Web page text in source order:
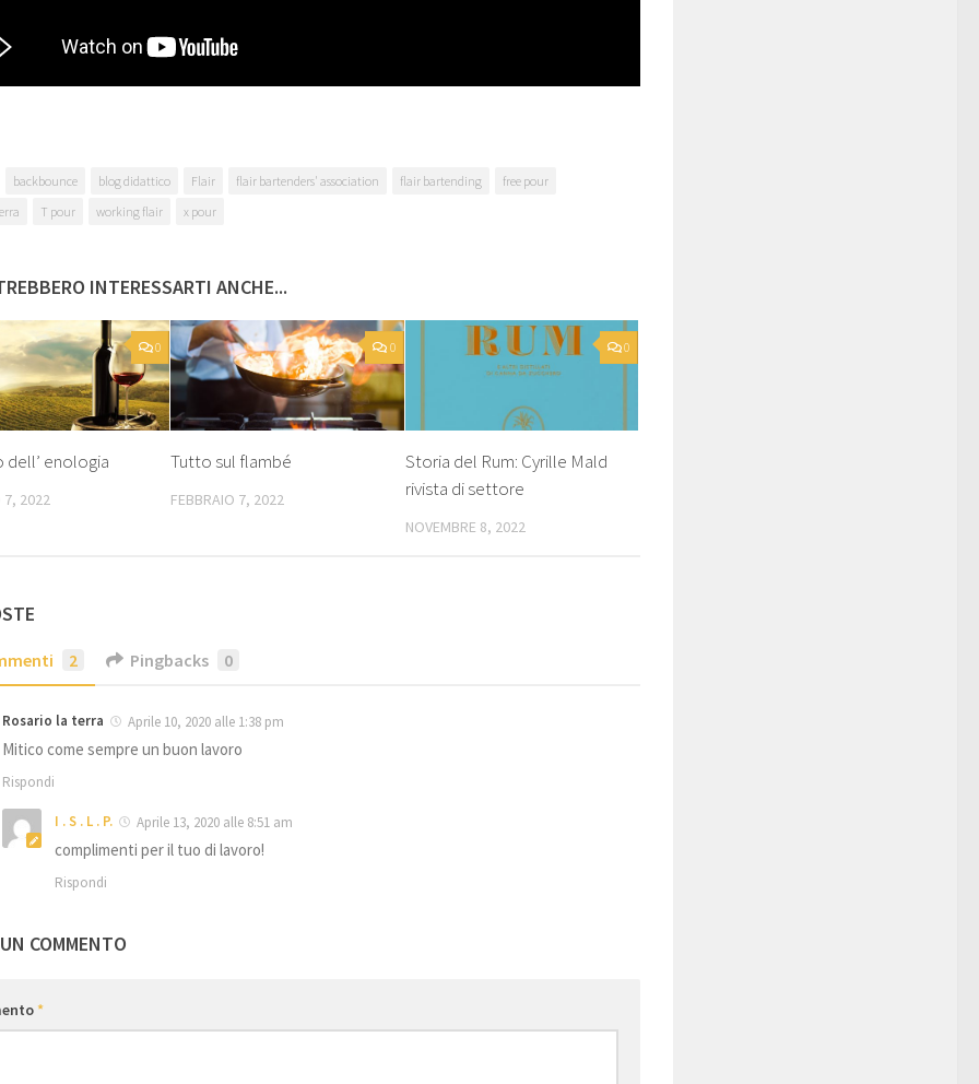
backbounce blog didattico Flair flair bartenders' association flair bartending
free pour
T pour working flair x pour
INTERESSARTI ANCHE...
0
dell’ enologia
7, 2022
0
Tutto sul flambé
FEBBRAIO 7, 2022
0
Storia del Rum: Cyrille Mald
rivista di settore
NOVEMBRE 8, 2022
2 Pingbacks 0
Rosario la terra Aprile 10, 2020 alle 1:38 pm
Mitico come sempre un buon lavoro
Rispondi
I . S . L . P. Aprile 13, 2020 alle 8:51 am
complimenti per il tuo di lavoro!
Rispondi
COMMENTO
*